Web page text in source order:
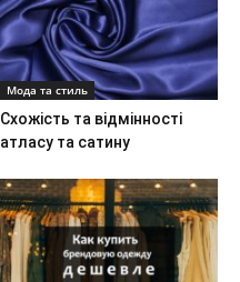
Мода та стиль
Схожість та відмінності
атласу та сатину